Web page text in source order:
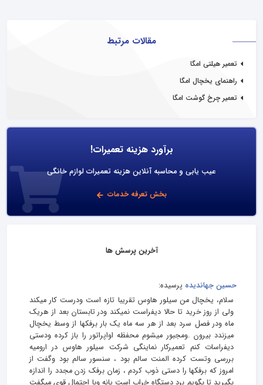
مقالات مرتبط
تعمیر هیلتی امگا
راهنمای یخچال امگا
تعمیر چرخ گوشت امگا
برآورد هزینه تعمیرات!
عیب یابی و محاسبه آنلاین هزینه تعمیرات لوازم خانگی
بخش تعرفه خدمات
آخرین پرسش ها
حسین جهاندیده پرسیده:
سلام، یخچال من سیلور هاوس تقریبا تازه است ودرست کار میکند
ولی از روز خرید تا حالا دیفراست نمیکند ودر تابستان بعد از هریک
ماه ودر فصل سرد بعد از هر سه ماه یک بار برفکها از وسط یخچال
میزندد بیرون .ومجبور میشوم محفظه اواپراتور را باز کرده ودستی
دیفراسات کنم تعمیرکار نماینگی شرکت سیلور هاوس در ارومیه
بررسی وتست کرده المنت سالم بود ، سنسور سالم بود وگفت از
امروز که برفکها را دستی ذوب کردم ، زمان برفک زدن مجدد را اندازه
بگیرید تا بگویم برد دستگاه خراب است یانه وبا احتمال قوی میگفت